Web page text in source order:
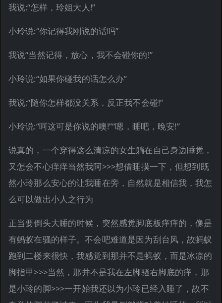
我说:“怎样，玲姐大人!”
小玲说:“你记得我刚说的话吗”
我说“当然记得，放心，我不会碰你的!”
小玲说:“如果你碰我的话怎么办”
我说:“随你怎样都没关系，反正我不会碰!”
小玲说:“呵这可是你说的噢!”“嗯，睡吧，晚安!”
说真的，一个穿得这么清凉的女生躺在自己身边睡觉，
又怎会不心痒痒当然我阿>>>想借睡摸一下，但想到既
然小玲那么安心的让我睡在旁，自然就是相信我，我怎
么可以做出小人之行为
正当要倒头大睡的时候，突然感觉脚底板痒痒的，像是
有蚂蚁在骚的样子。不会吧难道是因为刮台风，故蚂蚁
跑到二楼来很快，我感觉到那并不是蚂蚁，而是冰凉的
脚指甲>>>当然，那并不是我在左脚骚右脚底的痒，那
是小玲的脚>>>一开始我还以为小玲已经入睡了，故不